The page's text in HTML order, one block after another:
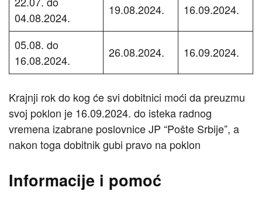
04.08.2024.
19.08.2024. 16.09.2024.
05.08. do
16.08.2024.
26.08.2024. 16.09.2024.
Krajnji rok do kog će svi dobitnici moći da preuzmu
svoj poklon je 16.09.2024. do isteka radnog
vremena izabrane poslovnice JP “Pošte Srbije”, a
nakon toga dobitnik gubi pravo na poklon
Informacije i pomoć